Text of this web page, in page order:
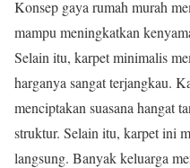
Konsep gaya rumah murah
mampu meningkatkan
Selain itu, karpet minimalis
harganya sangat terjangkau.
menciptakan suasana hangat
struktur. Selain itu, karpet ini
langsung. Banyak keluarga